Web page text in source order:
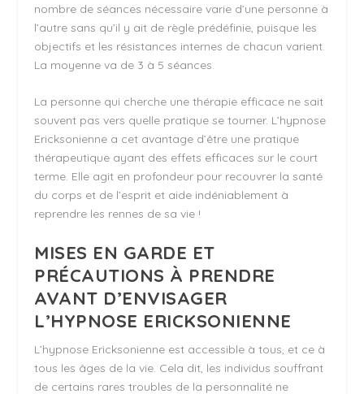
nombre de séances nécessaire varie d’une personne à
l’autre sans qu’il y ait de règle prédéfinie, puisque les
objectifs et les résistances internes de chacun varient.
La moyenne va de 3 à 5 séances.
La personne qui cherche une thérapie efficace ne sait
souvent pas vers quelle pratique se tourner. L’hypnose
Ericksonienne a cet avantage d’être une pratique
thérapeutique ayant des effets efficaces sur le court
terme. Elle agit en profondeur pour recouvrer la santé
du corps et de l’esprit et aide indéniablement à
reprendre les rennes de sa vie !
MISES EN GARDE ET
PRÉCAUTIONS À PRENDRE
AVANT D’ENVISAGER
L’HYPNOSE ERICKSONIENNE
L’hypnose Ericksonienne est accessible à tous, et ce à
tous les âges de la vie. Cela dit, les individus souffrant
de certains rares troubles de la personnalité ne